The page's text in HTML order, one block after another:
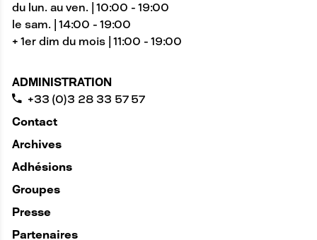
du lun. au ven. | 10:00 - 19:00
le sam. | 14:00 - 19:00
+ 1er dim du mois | 11:00 - 19:00
ADMINISTRATION
+33 (0)3 28 33 57 57
Contact
Archives
Adhésions
Groupes
Presse
Partenaires